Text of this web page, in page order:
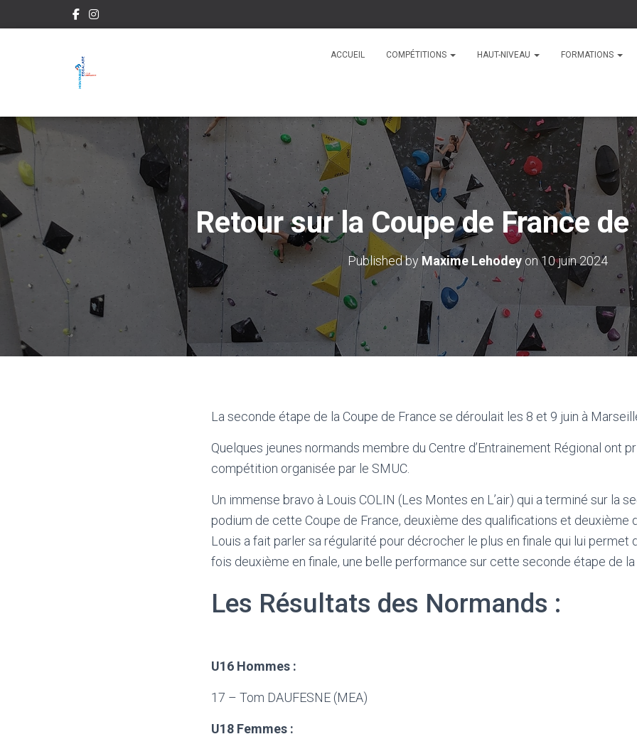
ACCUEIL COMPÉTITIONS HAUT-NIVEAU FORMATIONS
Retour sur la Coupe de France
Published by Maxime Lehodeyon10 juin 2024
La seconde étape de la Coupe de France se déroulait les 8 et 9 juin à
Quelques jeunes normands membre du Centre d’Entrainement Régional ont
compétition organisée par le SMUC.
Un immense bravo à Louis COLIN (Les Montes en L’air) qui a terminé sur la
podium de cette Coupe de France, deuxième des qualifications et deuxième
Louis a fait parler sa régularité pour décrocher le plus en finale qui lui permet
fois deuxième en finale, une belle performance sur cette seconde étape de la
Les Résultats des Normands :
U16 Hommes :
17 – Tom DAUFESNE (MEA)
U18 Femmes :